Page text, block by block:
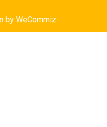
byWeCommiz